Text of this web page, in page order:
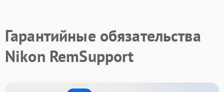
Гарантийные обязательства
Nikon RemSupport